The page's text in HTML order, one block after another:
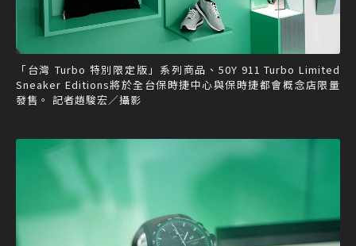
「台灣 Turbo 特別限定版」系列商品、50Y 911 Turbo Limited
Sneaker Editions將於全台保時捷中心與保時捷都會概念店限量
發售。 記者趙駿宏／攝影